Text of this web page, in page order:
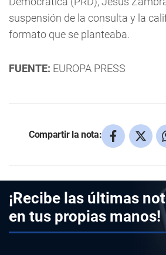
suspensión de la consulta y la
formato que se planteaba.
FUENTE: EUROPA PRESS
Compartir la nota:
¡Recibe las últimas
en tus propias manos!